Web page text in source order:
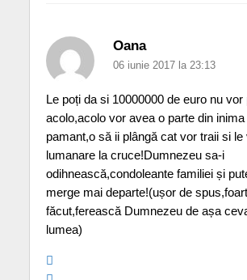
Oana
06 iunie 2017 la 23:13
Le poți da si 10000000 de euro nu vor
acolo,acolo vor avea o parte din inima
pamant,o să ii plângă cat vor traii si le
lumanare la cruce!Dumnezeu sa-i
odihnească,condoleante familiei și
merge mai departe!(ușor de
făcut,ferească Dumnezeu de așa
lumea)